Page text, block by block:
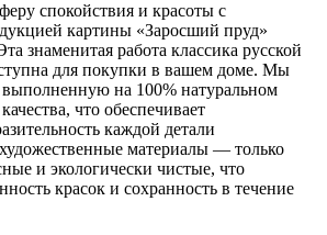
спокойствия и красоты с
картины «Заросший пруд»
знаменитая работа классика русской
для покупки в вашем доме. Мы
выполненную на 100% натуральном
что обеспечивает
каждой детали
материалы — только
и экологически чистые, что
красок и сохранность в течение